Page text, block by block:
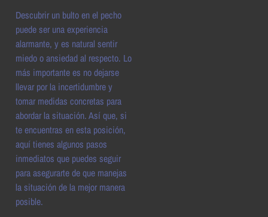
Descubrir un bulto en el pecho
puede ser una experiencia
alarmante, y es natural sentir
miedo o ansiedad al respecto. Lo
más importante es no dejarse
llevar por la incertidumbre y
tomar medidas concretas para
abordar la situación. Así que, si
te encuentras en esta posición,
aquí tienes algunos pasos
inmediatos que puedes seguir
para asegurarte de que manejas
la situación de la mejor manera
posible.